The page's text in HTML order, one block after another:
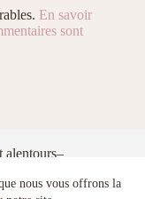
nous vous offrons la
En savoir
sont
alentours–
Portfolio